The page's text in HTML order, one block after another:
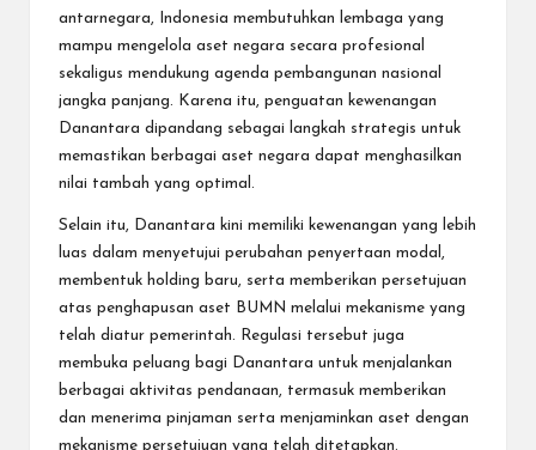
antarnegara, Indonesia membutuhkan lembaga yang
mampu mengelola aset negara secara profesional
sekaligus mendukung agenda pembangunan nasional
jangka panjang. Karena itu, penguatan kewenangan
Danantara dipandang sebagai langkah strategis untuk
memastikan berbagai aset negara dapat menghasilkan
nilai tambah yang optimal.
Selain itu, Danantara kini memiliki kewenangan yang lebih
luas dalam menyetujui perubahan penyertaan modal,
membentuk holding baru, serta memberikan persetujuan
atas penghapusan aset BUMN melalui mekanisme yang
telah diatur pemerintah. Regulasi tersebut juga
membuka peluang bagi Danantara untuk menjalankan
berbagai aktivitas pendanaan, termasuk memberikan
dan menerima pinjaman serta menjaminkan aset dengan
mekanisme persetujuan yang telah ditetapkan.